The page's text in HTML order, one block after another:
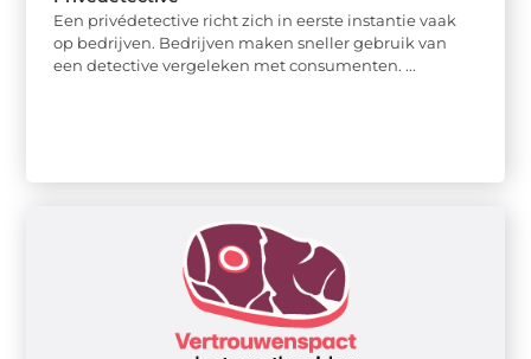
Een privédetective richt zich in eerste instantie vaak
op bedrijven. Bedrijven maken sneller gebruik van
een detective vergeleken met consumenten. ...